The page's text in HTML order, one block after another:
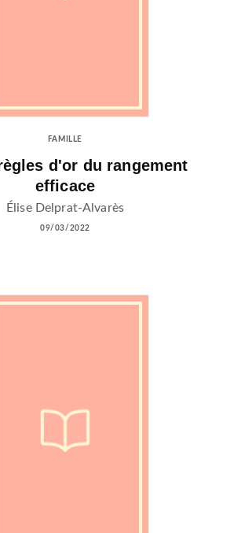
FAMILLE
d'or du rangement
efficace
Élise Delprat-Alvarès
09/03/2022